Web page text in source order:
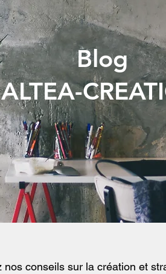
Blog
ALTEA-
nos conseils sur la création et